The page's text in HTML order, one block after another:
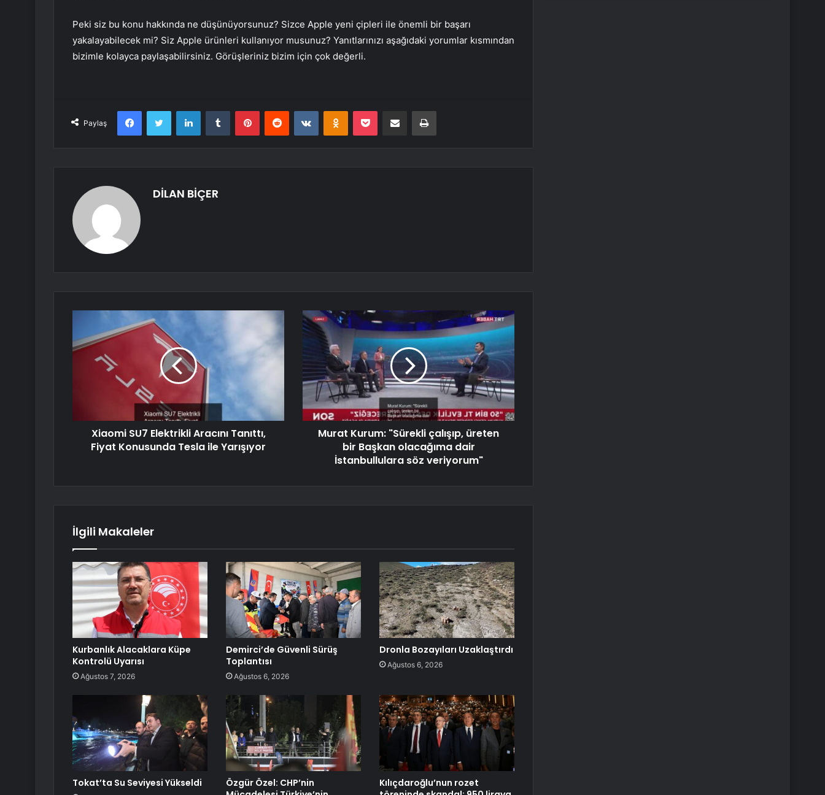
Peki siz bu konu hakkında ne düşünüyorsunuz? Sizce Apple yeni çipleri ile önemli bir başarı
yakalayabilecek mi? Siz Apple ürünleri kullanıyor musunuz? Yanıtlarınızı aşağıdaki yorumlar kısmından
bizimle kolayca paylaşabilirsiniz. Görüşleriniz bizim için çok değerli.
Paylaş
FacebookTwitter LinkedInTumblr PinterestReddit VKontakteOdnoklassniki
Pocket E-Posta ile paylaş Yazdır
DİLAN BİÇER
Xiaomi SU7 Elektrikli Aracını Tanıttı,
Fiyat Konusunda Tesla ile Yarışıyor
Murat Kurum: "Sürekli çalışıp, üreten
bir Başkan olacağıma dair
İstanbullulara söz veriyorum"
İlgili Makaleler
Kurbanlık Alacaklara Küpe
Kontrolü Uyarısı
Ağustos 7, 2026
Demirci’de Güvenli Sürüş
Toplantısı
Ağustos 6, 2026
Dronla Bozayıları Uzaklaştırdı
Ağustos 6, 2026
Tokat’ta Su Seviyesi Yükseldi
Özgür Özel: CHP’nin
Kılıçdaroğlu’nun rozet